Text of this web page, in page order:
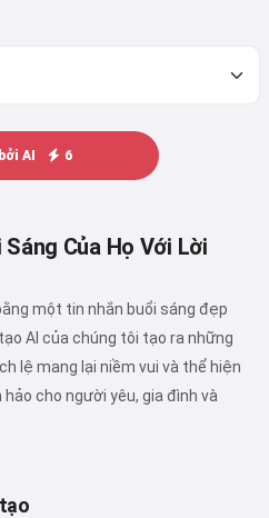
AI 6
Của Họ Với Lời
một tin nhắn buổi sáng đẹp
AI của chúng tôi tạo ra những
lệ mang lại niềm vui và thể hiện
cho người yêu, gia đình và